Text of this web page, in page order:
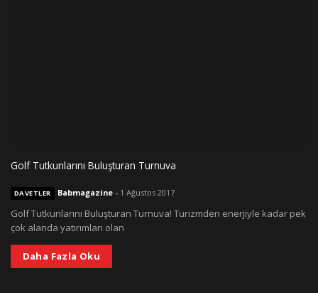
Golf Tutkunlarını Buluşturan Turnuva
DAVETLER Babmagazine- 1 Ağustos 2017
Golf Tutkunlarını Buluşturan Turnuva! Turizmden enerjiyle kadar pek
çok alanda yatırımları olan
Daha Fazla Oku